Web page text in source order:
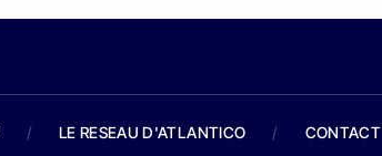
/ LE RESEAU D'ATLANTICO / CONTACT